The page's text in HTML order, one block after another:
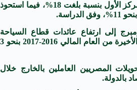
وحلّت جنوب إفريقيا في المركز الأول بنسبة بلغت 18%، فيما استحوذ
إلى ارتفاع عائدات قطاع السياحة
المصري خلال الثلاثة أشهر الأخيرة من العام المالي 2016-2017 بنحو 3
المصريين العاملين بالخارج خلال
بالدولة.